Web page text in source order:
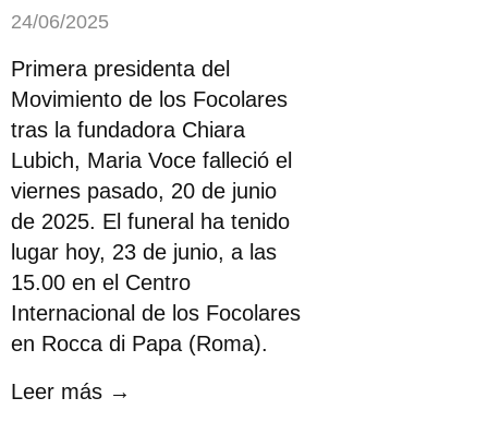
24/06/2025
Primera presidenta del
Movimiento de los Focolares
tras la fundadora Chiara
Lubich, Maria Voce falleció el
viernes pasado, 20 de junio
de 2025. El funeral ha tenido
lugar hoy, 23 de junio, a las
15.00 en el Centro
Internacional de los Focolares
en Rocca di Papa (Roma).
Leer más →